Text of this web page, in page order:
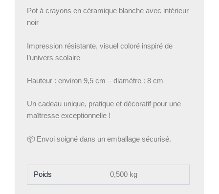
Pot à crayons en céramique blanche avec intérieur
noir
Impression résistante, visuel coloré inspiré de
l’univers scolaire
Hauteur : environ 9,5 cm – diamètre : 8 cm
Un cadeau unique, pratique et décoratif pour une
maîtresse exceptionnelle !
📦 Envoi soigné dans un emballage sécurisé.
Poids 0,500 kg